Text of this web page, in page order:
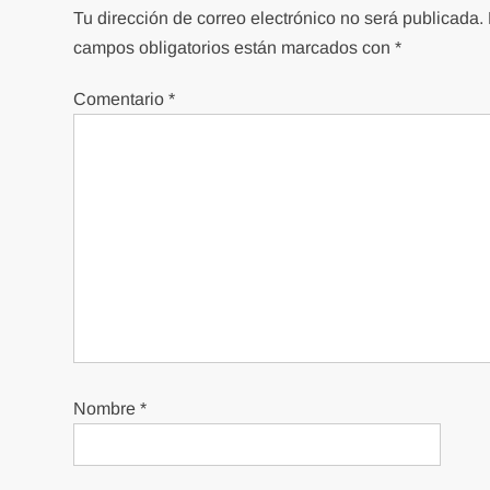
Tu dirección de correo electrónico no será publicada.
campos obligatorios están marcados con*
Comentario*
Nombre*